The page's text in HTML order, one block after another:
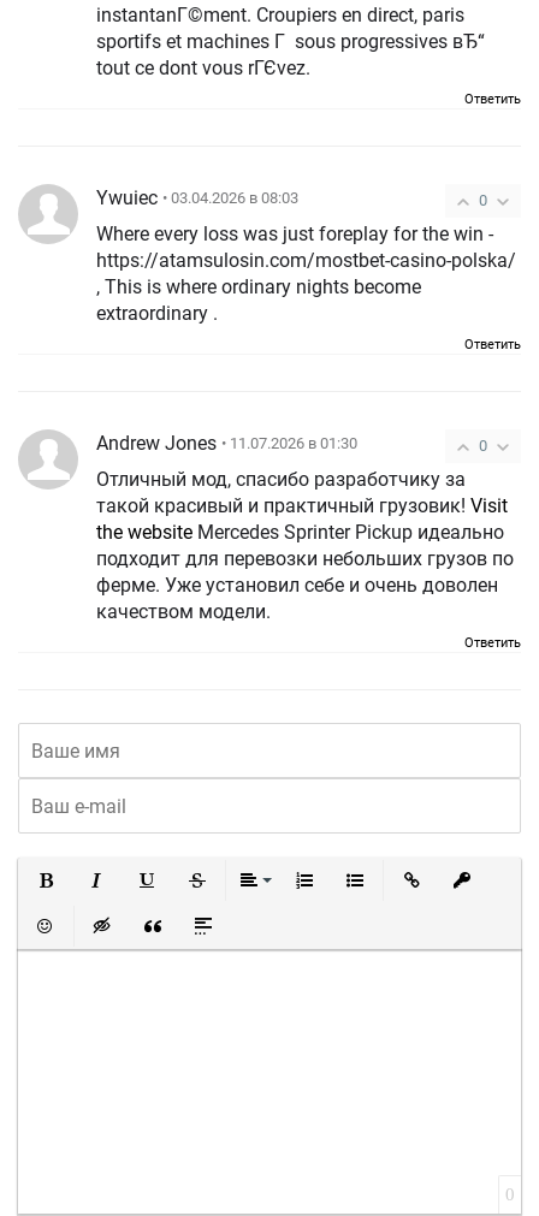
instantanГ©ment. Croupiers en direct, paris
sportifs et machines Г sous progressives вЂ“
tout ce dont vous rГЄvez.
Ответить
0
Ywuiec • 03.04.2026 в 08:03
Where every loss was just foreplay for the win -
https://atamsulosin.com/mostbet-casino-polska/
, This is where ordinary nights become
extraordinary .
Ответить
0
Andrew Jones • 11.07.2026 в 01:30
Отличный мод, спасибо разработчику за
такой красивый и практичный грузовик! Visit
the website Mercedes Sprinter Pickup идеально
подходит для перевозки небольших грузов по
ферме. Уже установил себе и очень доволен
качеством модели.
Ответить
Вставить смайлик
Вставка скрытого текста
Вставка цитаты
Вставка спойлера
0